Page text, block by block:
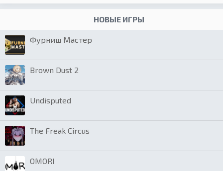
НОВЫЕ ИГРЫ
Фурниш Мастер
Brown Dust 2
Undisputed
The Freak Circus
OMORI